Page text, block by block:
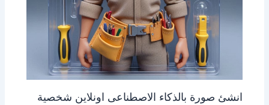
انشئ صورة بالذكاء الاصطناعى اونلاين شخصية